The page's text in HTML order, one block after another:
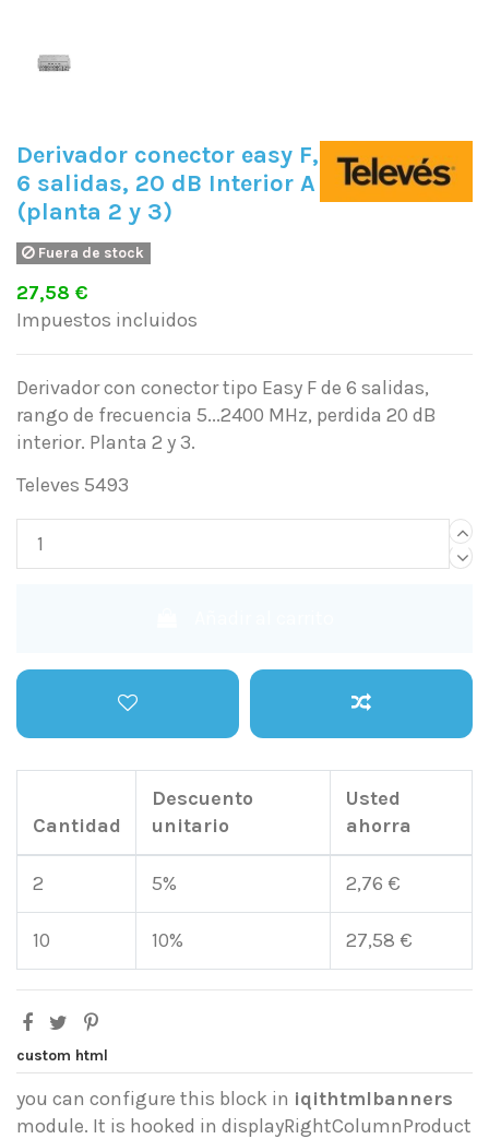
Derivador conector easy F,
6 salidas, 20 dB Interior A
(planta 2 y 3)
Fuera de stock
27,58 €
Impuestos incluidos
Derivador con conector tipo Easy F de 6 salidas,
rango de frecuencia 5...2400 MHz, perdida 20 dB
interior. Planta 2 y 3.
Televes 5493
Cantidad
Descuento
unitario
Usted
ahorra
2 5% 2,76 €
10 10% 27,58 €
custom html
you can configure this block in iqithtmlbanners
module. It is hooked in displayRightColumnProduct